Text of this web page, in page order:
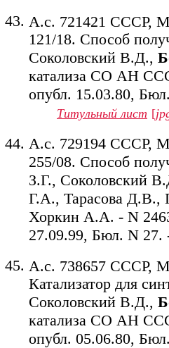
А.с. 721421 СССР,
121/18. Способ
Соколовский В.Д.,
катализа СО АН
опубл. 15.03.80,
Титульный лист [
А.с. 729194 СССР,
255/08. Способ
З.Г., Соколовский
Г.А., Тарасова Д.В.,
Хоркин А.А. - N
27.09.99, Бюл. N 27.
А.с. 738657 СССР,
Катализатор для
Соколовский В.Д.,
катализа СО АН
опубл. 05.06.80,